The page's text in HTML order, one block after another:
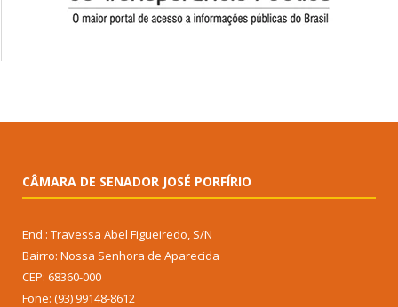
CÂMARA DE SENADOR JOSÉ PORFÍRIO
End.: Travessa Abel Figueiredo, S/N
Bairro: Nossa Senhora de Aparecida
CEP: 68360-000
Fone: (93) 99148-8612